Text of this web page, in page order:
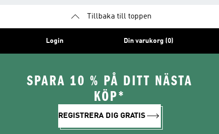
Tillbaka till toppen
Login Din varukorg (0)
SPARA 10 % PÅ DITT NÄSTA
KÖP*
REGISTRERA DIG GRATIS